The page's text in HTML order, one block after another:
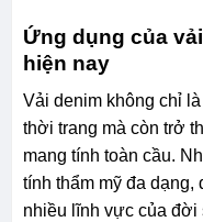
Ứng dụng của
hiện nay
Vải denim không chỉ
thời trang mà còn trở
mang tính toàn cầu.
tính thẩm mỹ đa dạng,
nhiều lĩnh vực của đời